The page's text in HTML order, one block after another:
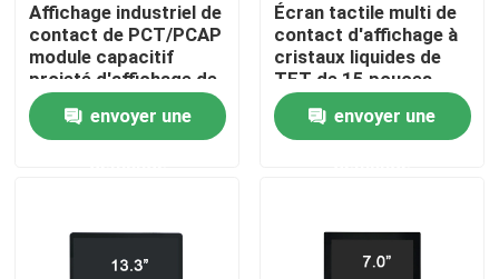
écran tactile de pcap
Écran tactile de GG
Écran tactile anti-éblouissant
Affichage industriel de
contact de PCT/PCAP
module capacitif
projeté d'affichage de
contact de 17,0
poucesenvoyer une
Écran tactile multi de
contact d'affichage à
cristaux liquides de
TFT de 15 pouces
1024x768 pour les
moniteurs industriels
envoyer une